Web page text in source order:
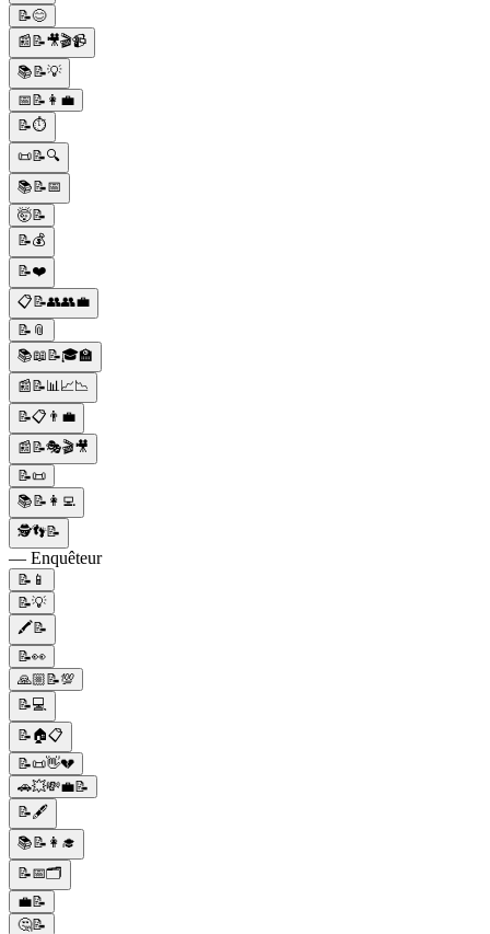
📝😊
📰📝🎥🎬📹
📚📝💡
📅📝👩‍💼
📝⏱️
📜📝🔍
📚📝📅
🤯📝
📝💰
📝❤️
📋📝👥👥💼
📝📎
📚📖📝🎓🏫
📰📝📊📈📉
📝📋👨‍💼
📰📝🎭🎬🎥
📝📜
📚📝👩‍💻
🕵👣📝
— Enquêteur
📝📱
📝💡
🖍️📝
📝👀
🙏🏼📝💯
📝💻
📝🏠📋
📝📜👋💔
🚗💥💸💼📝
📝🖋️
📚📝👩‍🎓
📝📅🗂️
💼📝
🤔📝